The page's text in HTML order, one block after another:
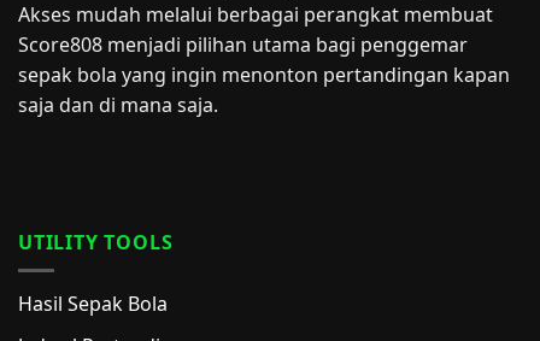
Akses mudah melalui berbagai perangkat membuat
Score808 menjadi pilihan utama bagi penggemar
sepak bola yang ingin menonton pertandingan kapan
saja dan di mana saja.
UTILITY TOOLS
Hasil Sepak Bola